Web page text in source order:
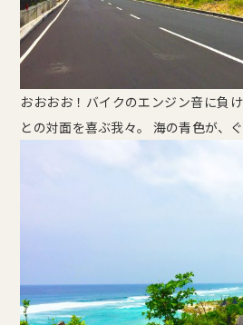
おおおお！バイクのエンジン音に負
との対面を喜ぶ我々。 海の青色が、